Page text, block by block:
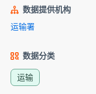
数据提供机构
运输署
数据分类
运输